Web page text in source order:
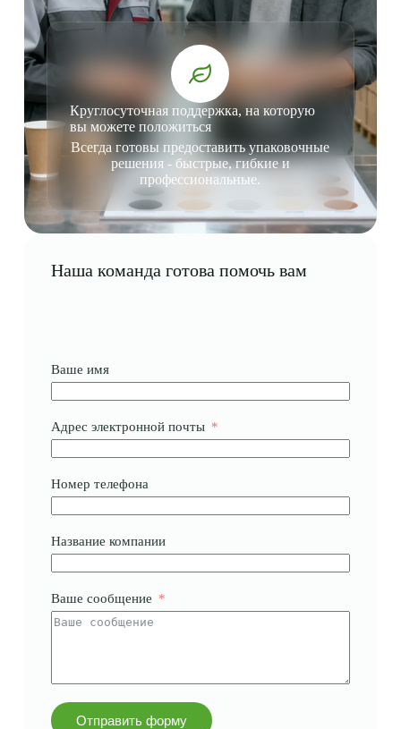
Круглосуточная поддержка, на которую
вы можете положиться
Всегда готовы предоставить упаковочные
решения - быстрые, гибкие и
профессиональные.
Наша команда готова помочь вам
Ваше имя
Адрес электронной почты
Номер телефона
Название компании
Ваше сообщение
Отправить форму